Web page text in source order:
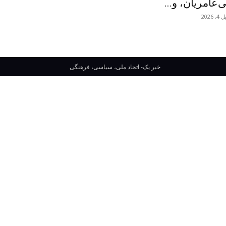
و...
خبر یک- اتحاد ملی، سیاسی، فرهنگی